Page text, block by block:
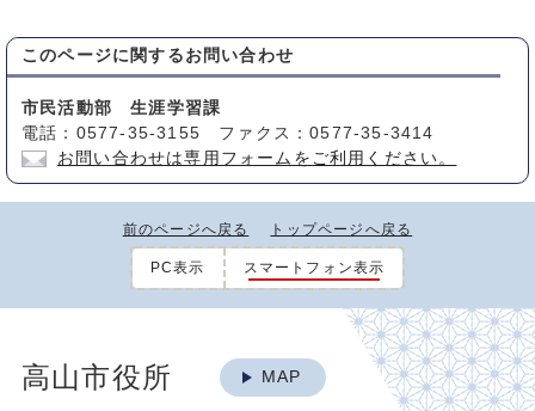
このページに関する お問い合わせ
市民活動部 生涯学習課
電話：0577-35-3155 ファクス：0577-35-3414
お問い合わせは専用フォームをご利用ください。
前のページへ戻る トップページへ戻る
PC表示 スマートフォン表示
高山市役所 MAP